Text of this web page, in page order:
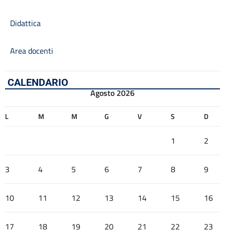
Didattica
Area docenti
CALENDARIO
Agosto 2026
L M M G V S D
1 2
3 4 5 6 7 8 9
10 11 12 13 14 15 16
17 18 19 20 21 22 23